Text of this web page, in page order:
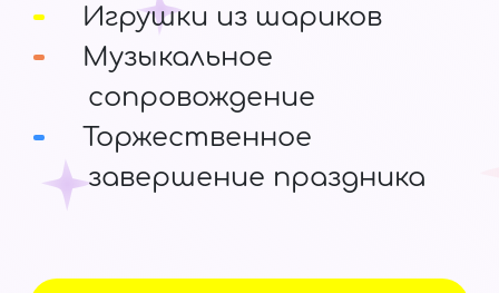
Игрушки из шариков
Музыкальное
сопровождение
Торжественное
завершение праздника